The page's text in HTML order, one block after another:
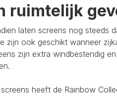
ruimtelijk
laten screens nog steeds
zijn ook geschikt wanneer
zijn extra windbestendig
heeft de Rainbow